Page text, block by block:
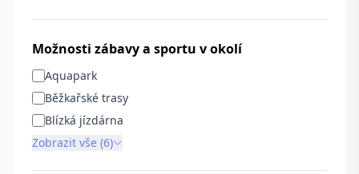
Možnosti zábavy a sportu v okolí
Aquapark
Běžkařské trasy
Blízká jízdárna
Zobrazit vše (6)